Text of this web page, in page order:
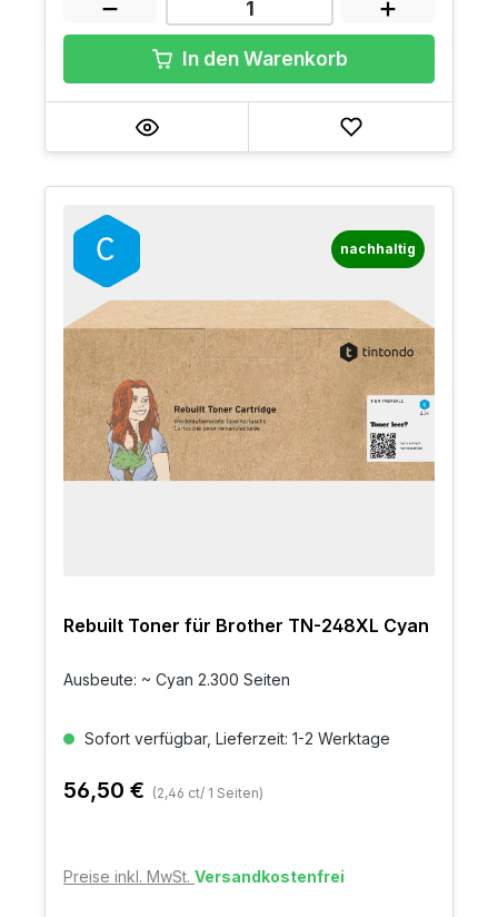
In den Warenkorb
nachhaltig
Rebuilt Toner für Brother TN-248XL Cyan
Ausbeute: ~ Cyan 2.300 Seiten
Sofort verfügbar, Lieferzeit: 1-2 Werktage
56,50 € (2,46 ct/ 1 Seiten)
Preise inkl. MwSt. Versandkostenfrei